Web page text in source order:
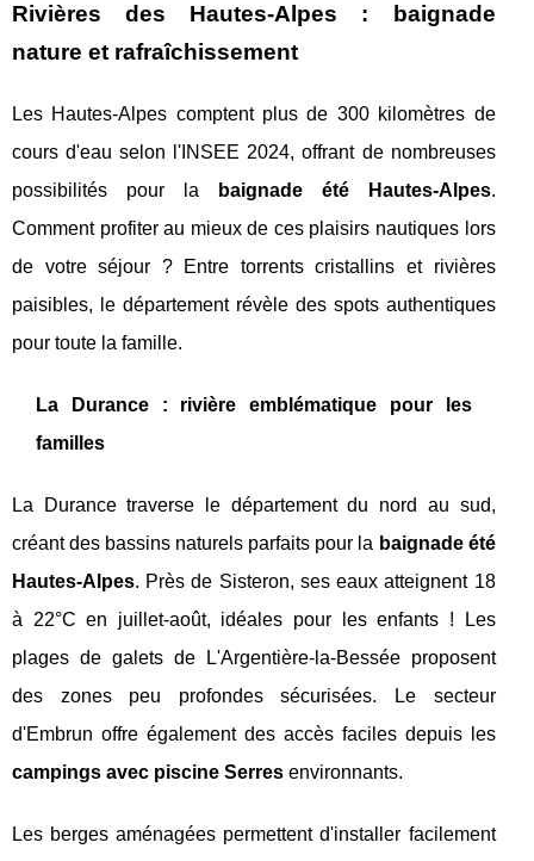
Rivières des Hautes-Alpes : baignade
nature et rafraîchissement
Les Hautes-Alpes comptent plus de 300 kilomètres de
cours d'eau selon l'INSEE 2024, offrant de nombreuses
possibilités pour la
baignade été Hautes-Alpes.
Comment profiter au mieux de ces plaisirs nautiques lors
de votre séjour ? Entre torrents cristallins et rivières
paisibles, le département révèle des spots authentiques
pour toute la famille.
La Durance : rivière emblématique pour les
familles
La Durance traverse le département du nord au sud,
créant des bassins naturels parfaits pour la baignade été
Hautes-Alpes. Près de Sisteron, ses eaux atteignent 18
à 22°C en juillet-août, idéales pour les enfants ! Les
plages de galets de L'Argentière-la-Bessée proposent
des zones peu profondes sécurisées. Le secteur
d'Embrun offre également des accès faciles depuis les
campings avec piscine Serres environnants.
Les berges aménagées permettent d'installer facilement